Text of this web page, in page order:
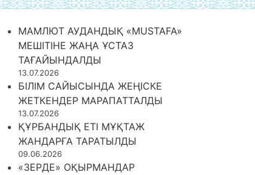
МАМЛЮТ АУДАНДЫҚ «MUSTAFA»
МЕШІТІНЕ ЖАҢА ҰСТАЗ
ТАҒАЙЫНДАЛДЫ
13.07.2026
БІЛІМ САЙЫСЫНДА ЖЕҢІСКЕ
ЖЕТКЕНДЕР МАРАПАТТАЛДЫ
13.07.2026
ҚҰРБАНДЫҚ ЕТІ МҰҚТАЖ
ЖАНДАРҒА ТАРАТЫЛДЫ
09.06.2026
«ЗЕРДЕ» ОҚЫРМАНДАР